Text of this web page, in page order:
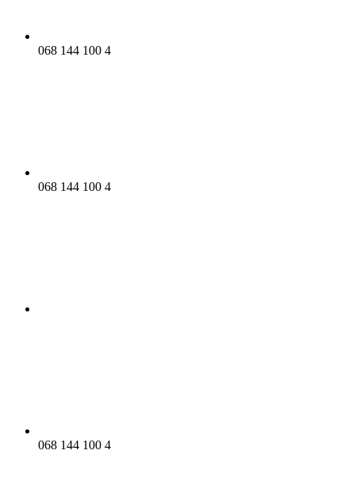
068 144 100 4
068 144 100 4
068 144 100 4